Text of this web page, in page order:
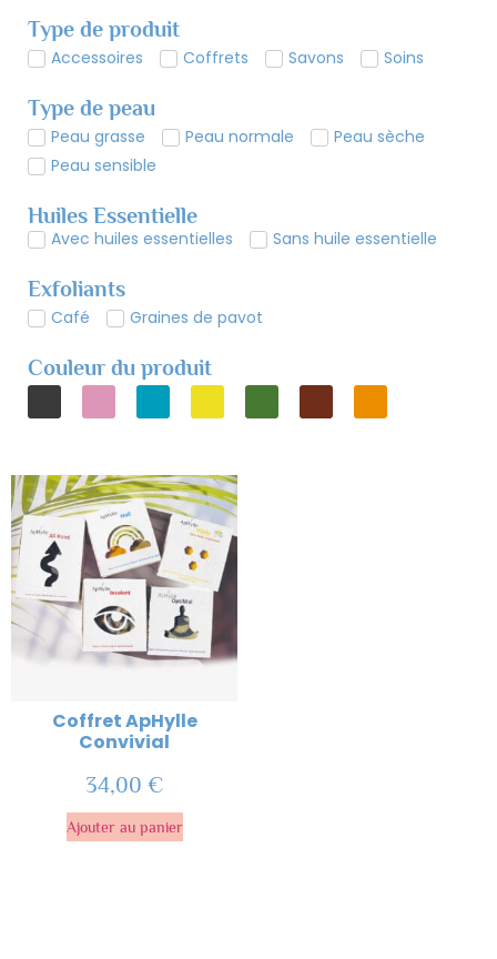
Type de produit
Accessoires Coffrets Savons Soins
Type de peau
Peau grasse Peau normale
Peau sèche
Peau sensible
Huiles Essentielle
Avec huiles essentielles Sans huile essentielle
Exfoliants
Café Graines de pavot
Couleur du produit
Coffret ApHylle
Convivial
34,00 €
Ajouter au panier